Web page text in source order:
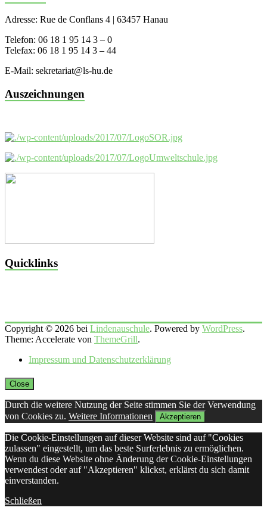
Adresse: Rue de Conflans 4 | 63457 Hanau
Telefon: 06 18 1 95 14 3 – 0
Telefax: 06 18 1 95 14 3 – 44
E-Mail: sekretariat@ls-hu.de
Auszeichnungen
Quicklinks
Copyright © 2026 bei Lindenauschule. Powered by WordPress.
Theme: Accelerate von ThemeGrill.
Impressum und Datenschutzerklärung
Close
Durch die weitere Nutzung der Seite stimmen Sie der Verwendung
von Cookies zu. Weitere Informationen Akzeptieren
Die Cookie-Einstellungen auf dieser Website sind auf "Cookies
zulassen" eingestellt, um das beste Surferlebnis zu ermöglichen.
Wenn du diese Website ohne Änderung der Cookie-Einstellungen
verwendest oder auf "Akzeptieren" klickst, erklärst du sich damit
einverstanden.
Schließen